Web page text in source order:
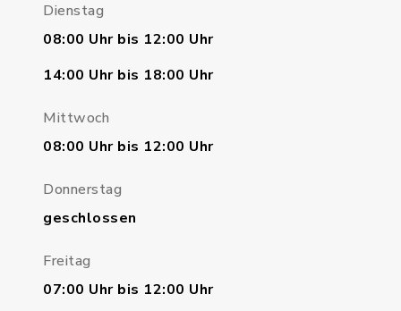
Dienstag
08:00 Uhr bis 12:00 Uhr
14:00 Uhr bis 18:00 Uhr
Mittwoch
08:00 Uhr bis 12:00 Uhr
Donnerstag
geschlossen
Freitag
07:00 Uhr bis 12:00 Uhr